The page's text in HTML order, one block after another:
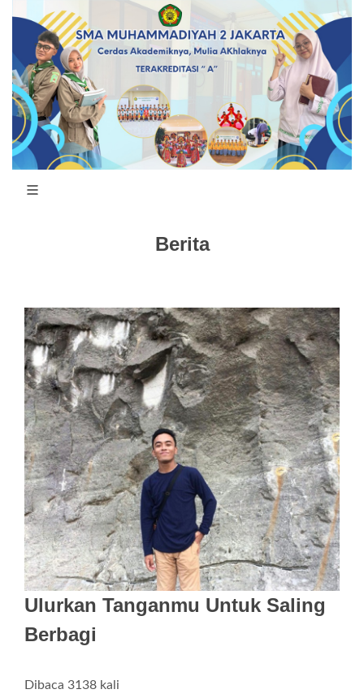
Berita
Ulurkan Tanganmu Untuk Saling
Berbagi
Dibaca 3138 kali